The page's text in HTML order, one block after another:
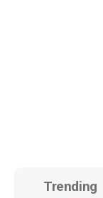
Trending